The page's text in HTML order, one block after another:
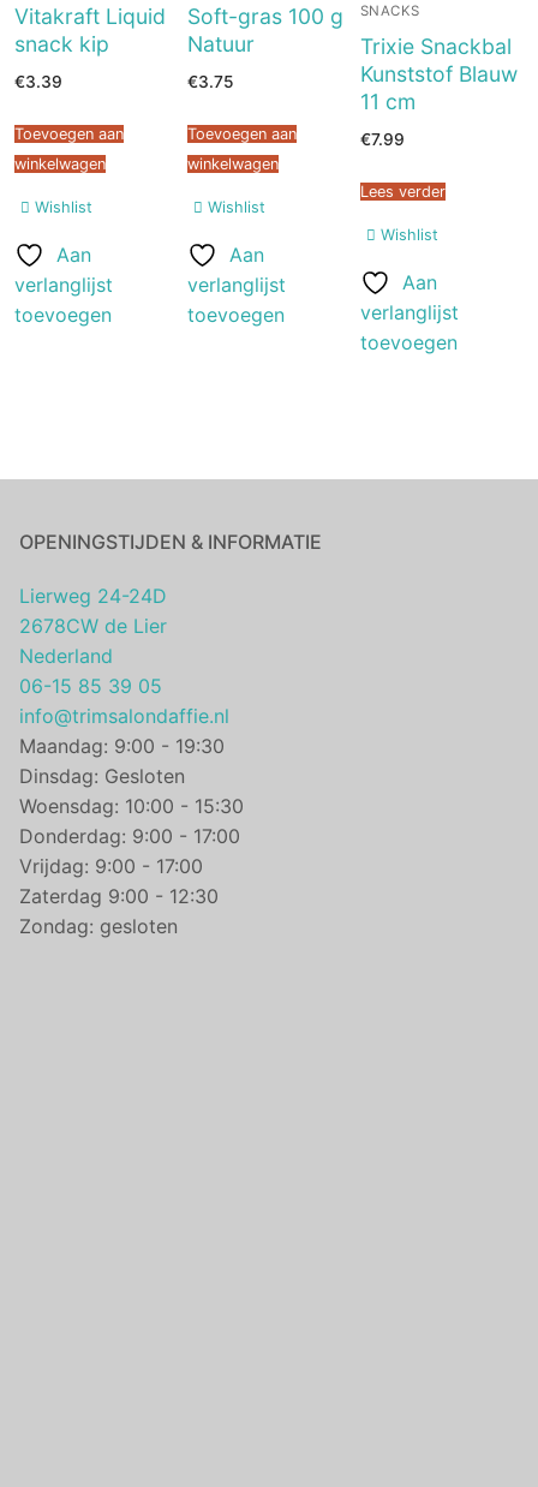
Vitakraft Liquid
snack kip
€3.39
Toevoegen aan
winkelwagen
Wishlist
Aan
verlanglijst
toevoegen
Soft-gras 100 g
Natuur
€3.75
Toevoegen aan
winkelwagen
Wishlist
Aan
verlanglijst
toevoegen
SNACKS
Trixie Snackbal
Kunststof Blauw
11 cm
€7.99
Lees verder
Wishlist
Aan
verlanglijst
toevoegen
OPENINGSTIJDEN & INFORMATIE
Lierweg 24-24D
2678CW de Lier
Nederland
06-15 85 39 05
info@trimsalondaffie.nl
Maandag: 9:00 - 19:30
Dinsdag: Gesloten
Woensdag: 10:00 - 15:30
Donderdag: 9:00 - 17:00
Vrijdag: 9:00 - 17:00
Zaterdag 9:00 - 12:30
Zondag: gesloten